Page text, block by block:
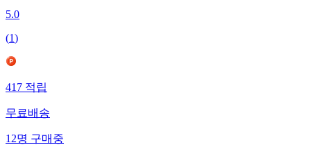
5.0
(1)
417적립
무료배송
12명구매중